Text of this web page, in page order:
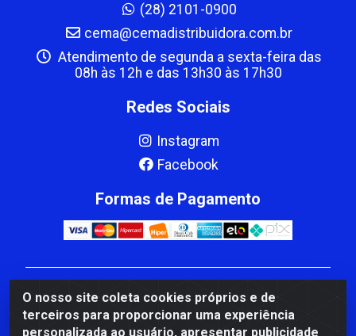
O nosso site coleta cookies próprios e de
terceiros para proporcionar uma experiência
personalizada ao usuário, apresentar publicidade
(28) 2101-0900
cema@cemadistribuidora.com.br
Atendimento de segunda a sexta-feira das
08h às 12h e das 13h30 às 17h30
Redes Sociais
Instagram
Facebook
Formas de Pagamento
CBP MACEDO COMERCIO PEÇAS LTDA Matriz - av
Mauro Miranda Madureira, 1249 - Coramara , Cachoeiro
de Itapemirim/ES - CEP 29.311-310 - CNPJ